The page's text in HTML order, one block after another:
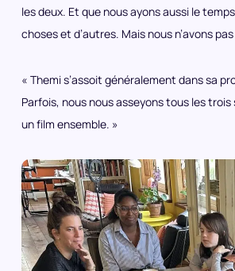
les deux. Et que nous ayons aussi le
choses et d’autres. Mais nous n’avons
« Themi s’assoit généralement dans sa
Parfois, nous nous asseyons tous les
un film ensemble. »